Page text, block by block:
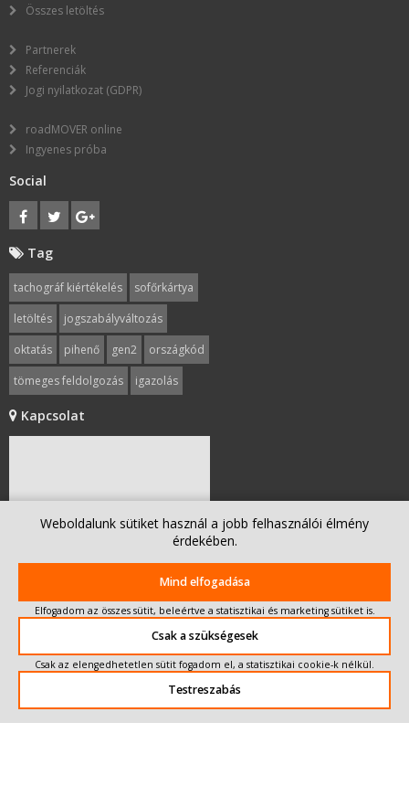
Weboldalunk sütiket használ a jobb felhasználói élmény
érdekében.
Mind elfogadása
Elfogadom az összes sütit, beleértve a statisztikai és marketing sütiket is.
Csak a szükségesek
Csak az elengedhetetlen sütit fogadom el, a statisztikai cookie-k nélkül.
Testreszabás
Összes letöltés
Partnerek
Referenciák
Jogi nyilatkozat (GDPR)
roadMOVER online
Ingyenes próba
Social
Tag
tachográf kiértékelés
sofőrkártya
letöltés
jogszabályváltozás
oktatás
pihenő gen2
országkód
tömeges feldolgozás
igazolás
mobilitás1
gépjárművezetők
Kapcsolat
Írjon nekünk!